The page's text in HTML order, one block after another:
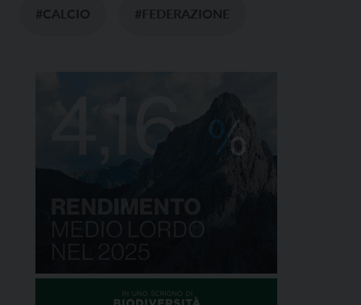
#CALCIO #FEDERAZIONE